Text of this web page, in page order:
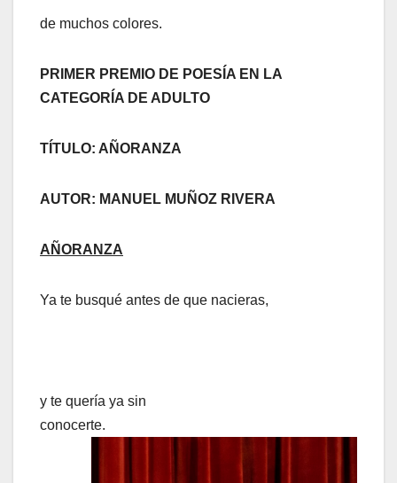
de muchos colores.
PRIMER PREMIO DE POESÍA EN LA
CATEGORÍA DE ADULTO
TÍTULO: AÑORANZA
AUTOR: MANUEL MUÑOZ RIVERA
AÑORANZA
Ya te busqué antes de que nacieras,
y te quería ya sin
conocerte.